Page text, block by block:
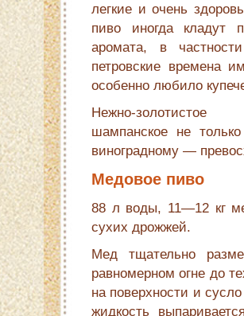
легкие и очень
пиво иногда кладут
аромата, в
петровские времена
особенно любило
Нежно-
шампанское не
виноградному —
Медовое пиво
88 л воды, 11—12 кг
сухих дрожжей.
Мед тщательно
равномерном огне до
на поверхности и
жидкость